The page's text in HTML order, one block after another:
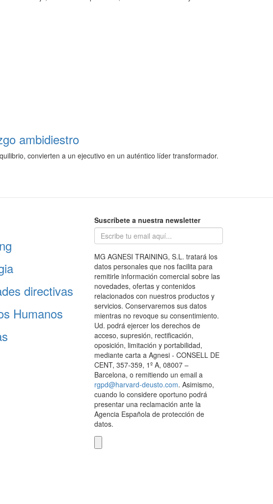
ambidiestro
convierten a un ejecutivo en un auténtico líder transformador.
directivas
Humanos
Suscríbete a nuestra newsletter
MG AGNESI TRAINING, S.L. tratará los
datos personales que nos facilita para
remitirle información comercial sobre las
novedades, ofertas y contenidos
relacionados con nuestros productos y
servicios. Conservaremos sus datos
mientras no revoque su consentimiento.
Ud. podrá ejercer los derechos de
acceso, supresión, rectificación,
oposición, limitación y portabilidad,
mediante carta a Agnesi - CONSELL DE
CENT, 357-359, 1º A, 08007 –
Barcelona, o remitiendo un email a
rgpd@harvard-deusto.com. Asimismo,
cuando lo considere oportuno podrá
presentar una reclamación ante la
Agencia Española de protección de
datos.